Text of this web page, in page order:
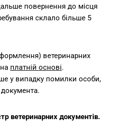
повернення до місця
склало більше 5
ветеринарних
платній основі.
у випадку помилки особи,
ветеринарних документів.